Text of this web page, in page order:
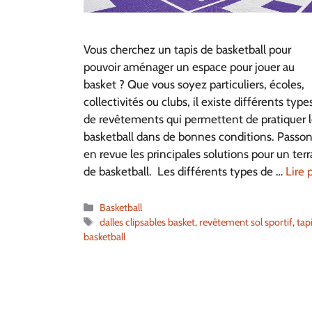
Vous cherchez un tapis de basketball pour
pouvoir aménager un espace pour jouer au
basket ? Que vous soyez particuliers, écoles,
collectivités ou clubs, il existe différents
de revêtements qui permettent de pratiquer
basketball dans de bonnes conditions.
en revue les principales solutions pour un
de basketball. Les différents types de … Lire
Catégories
Basketball
Étiquettes
dalles clipsables basket,revêtement sol sportif,
basketball